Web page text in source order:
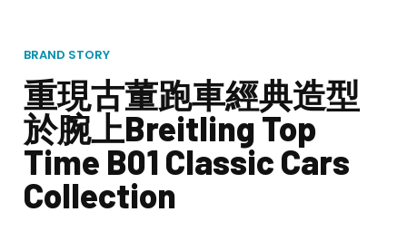
BRAND STORY
重現古董跑車經典造型
於腕上Breitling Top
Time B01 Classic Cars
Collection